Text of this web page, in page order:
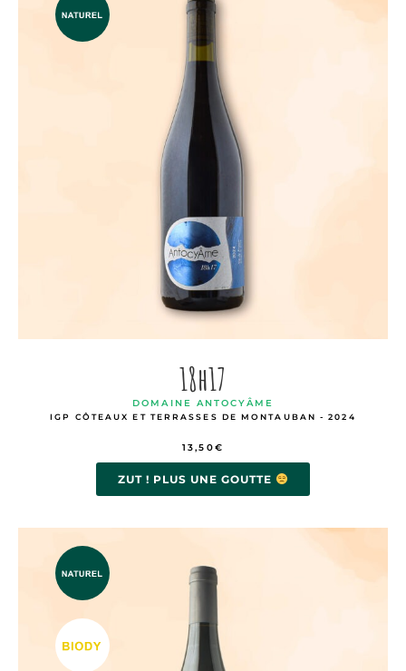
18h17
DOMAINE ANTOCYÂME
IGP CÔTEAUX ET TERRASSES DE MONTAUBAN - 2024
13,50€
ZUT ! PLUS UNE GOUTTE